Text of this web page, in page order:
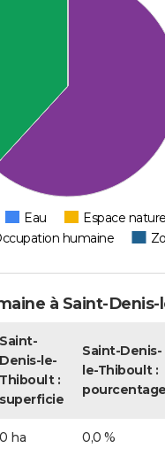
Eau
Espace
humaine
à Saint-
Saint-
Denis-le-
Thiboult :
superficie
Saint-Denis-
le-Thiboult :
pourcentage
0 ha 0,0 %